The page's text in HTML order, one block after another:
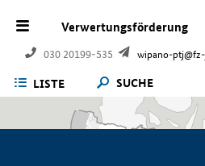
Verwertungsförderung
030 20199-535 wipano-
LISTE SUCHE